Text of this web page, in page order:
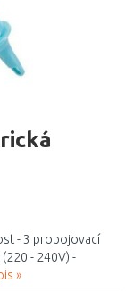
- 3 propojovací
- 240V) -
»